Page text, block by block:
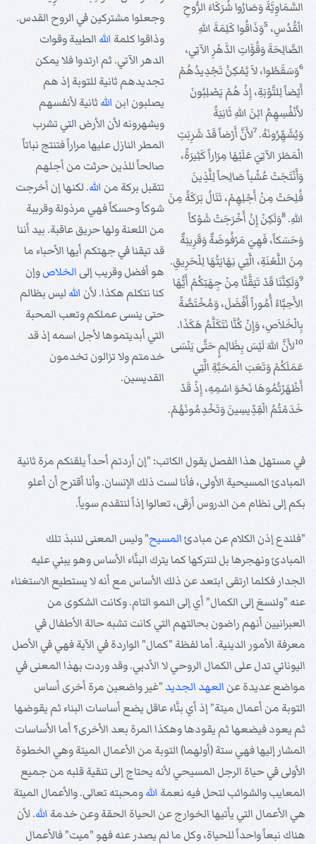
السَّمَاوِيَّةَ وَصَارُوا شُرَكَاءَ الرُّوحِ
الْقُدُسِ، 5وَذَاقُوا كَلِمَةَ اللهِ
الصَّالِحَةَ وَقُوَّاتِ الدَّهْرِ الآتِي،
6وَسَقَطُوا، لاَ يُمْكِنُ تَجْدِيدُهُمْ
أَيْضاً لِلتَّوْبَةِ، إِذْ هُمْ يَصْلِبُونَ
لأَنْفُسِهِمُ ابْنَ اللهِ ثَانِيَةً
وَيُشَهِّرُونَهُ. 7لأَنَّ أَرْضاً قَدْ شَرِبَتِ
الْمَطَرَ الآتِيَ عَلَيْهَا مِرَاراً كَثِيرَةً،
وَأَنْتَجَتْ عُشْباً صَالِحاً لِلَّذِينَ
فُلِحَتْ مِنْ أَجْلِهِمْ، تَنَالُ بَرَكَةً مِنَ
اللهِ. 8وَلَكِنْ إِنْ أَخْرَجَتْ شَوْكاً
وَحَسَكاً، فَهِيَ مَرْفُوضَةٌ وَقَرِيبَةٌ
مِنَ اللَّعْنَةِ، الَّتِي نِهَايَتُهَا لِلْحَرِيقِ.
9وَلَكِنَّنَا قَدْ تَيَقَّنَّا مِنْ جِهَتِكُمْ أَيُّهَا
الأَحِبَّاءُ أُمُوراً أَفْضَلَ، وَمُخْتَصَّةً
بِالْخَلاَصِ، وَإِنْ كُنَّا نَتَكَلَّمُ هَكَذَا.
10لأَنَّ اللهَ لَيْسَ بِظَالِمٍ حَتَّى يَنْسَى
عَمَلَكُمْ وَتَعَبَ الْمَحَبَّةِ الَّتِي
أَظْهَرْتُمُوهَا نَحْوَ اسْمِهِ، إِذْ قَدْ
خَدَمْتُمُ الْقِدِّيسِينَ وَتَخْدِمُونَهُمْ.
وجعلوا مشتركين في الروح القدس.
وذاقوا كلمة الله الطيبة وقوات
الدهر الآتي. ثم ارتدوا فلا يمكن
تجديدهم ثانية للتوبة إذ هم
يصلبون ابن الله ثانية لأنفسهم
ويشهرونه لأن الأرض التي تشرب
المطر النازل عليها مراراً فتنتج نباتاً
صالحاً للذين حرثت من أجلهم
تتقبل بركة من الله. لكنها إن أخرجت
شوكاً وحسكاً فهي مرذولة وقريبة
من اللعنة ولها حريق عاقبة. بيد أننا
قد تيقنا في جهتكم أيها الأحباء ما
هو أفضل وقريب إلى الخلاصوإن
كنا نتكلم هكذا. لأن الله ليس بظالم
حتى ينسى عملكم وتعب المحبة
التي أبديتموها لأجل اسمه إذ قد
خدمتم ولا تزالون تخدمون
القديسين.
في مستهل هذا الفصل يقول الكاتب: "إن أردتم أحداً يلقنكم مرة ثانية
المبادئ المسيحية الأولى، فأنا لست ذلك الإنسان. وأنا أقترح أن أعلو
بكم إلى نظام من الدروس أرقى، تعالوا إذاً لنتقدم سوياً.
"فلندع إذن الكلام عن مبادئالمسيح" وليس المعنى لننبذ تلك
المبادئ ونهجرها بل لنتركها كما يترك البنَّاء الأساس وهو يبني عليه
الجدار فكلما ارتقى ابتعد عن ذلك الأساس مع أنه لا يستطيع الاستغناء
عنه "ولنسعَ إلى الكمال" أي إلى النمو التام. وكانت الشكوى من
العبرانيين أنهم راضون بحالتهم التي كانت تشبه حالة الأطفال في
معرفة الأمور الدينية. أما لفظة "كمال" الواردة في الآية فهي في الأصل
اليوناني تدل على الكمال الروحي لا الأدبي. وقد وردت بهذا المعنى في
مواضع عديدة عن العهد الجديد "غير واضعين مرة أخرى أساس
التوبة من أعمال ميتة" إذ أي بنَّاء عاقل يضع أساسات البناء ثم يقوضها
ثم يعود فيضعها ثم يقودها وهكذا المرة بعد الأخرى؟ أما الأساسات
المشار إليها فهي ستة (أولهما) التوبة من الأعمال الميتة وهي الخطوة
الأولى في حياة الرجل المسيحي لأنه يحتاج إلى تنقية قلبه من جميع
المعايب والشوائب لتحل فيه نعمة اللهومحبته تعالى. والأعمال الميتة
هي الأعمال التي يأتيها الخوارج عن الحياة الحقة وعن خدمة الله. لأن
هناك نبعاً واحداً للحياة، وكل ما لم يصدر عنه فهو "ميت" فالأعمال